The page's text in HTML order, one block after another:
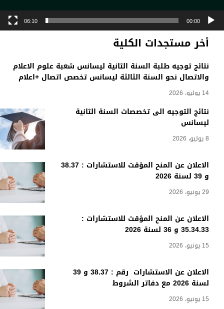
أخر مستجدات الكلية
نتائج توجيه طلبة السنة الثانية ليسانس شعبة علوم الاعلام
والاتصال نحو السنة الثالثة ليسانس تخصص اتصال +اعلام
14 يوليو، 2026
نتائج التوجيه الى تخصصات السنة الثانية
ليسانس
8 يوليو، 2026
الاعلان عن المنح المؤقت للاستشارات : 38.37
و 39 لسنة 2026
29 يونيو، 2026
الاعلان عن المنح المؤقت للاستشارات :
35.34.33 و 36 لسنة 2026
15 يونيو، 2026
الاعلان عن الاستشارات رقم : 38.37 و 39
لسنة 2026 مع دفاتر الشروط
15 يونيو، 2026
00:00
06:10